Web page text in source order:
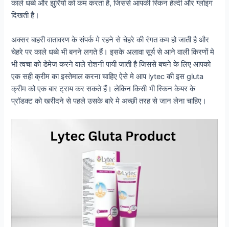
काले धब्बे और झुर्रियों को कम करता है, जिससे आपकी स्किन हेल्दी और ग्लोइंग
दिखती है।
अक्सर बाहरी वातावरण के संपर्क मे रहने से चेहरे की रंगत कम हो जाती है और
चेहरे पर काले धब्बे भी बनने लगते हैं। इसके अलावा सूर्य से आने वाली किरणों मे
भी त्वचा को डेमेज करने वाले रोशनी पायी जाती है जिससे बचने के लिए आपको
एक सही क्रीम का इस्तेमाल करना चाहिए ऐसे मे आप lytec की इस gluta
क्रीम को एक बार ट्राय कर सकते हैं। लेकिन किसी भी स्किन केयर के
प्रॉडक्ट को खरीदने से पहले उसके बारे मे अच्छी तरह से जान लेना चाहिए।